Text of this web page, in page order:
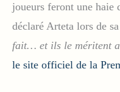
joueurs feront une haie
déclaré Arteta lors de
fait… et ils le méritent
le site officiel de la